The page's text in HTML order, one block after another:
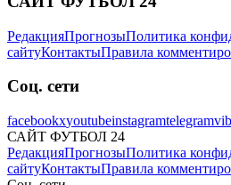
РедакцияПрогнозыПолитика
сайтуКонтактыПравила
Соц. сети
facebookxyoutubeinstagramtelegram
САЙТ ФУТБОЛ 24
РедакцияПрогнозыПолитика
сайтуКонтактыПравила